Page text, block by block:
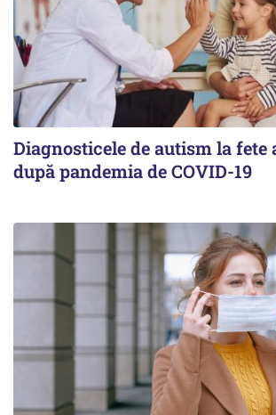
Diagnosticele de autism la fete
după pandemia de COVID-19